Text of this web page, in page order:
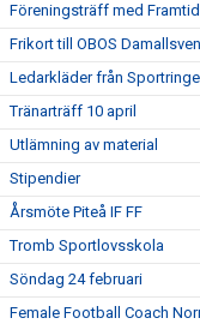
Föreningsträff med
Frikort till OBOS
Ledarkläder från
Tränarträff 10 april
Utlämning av material
Stipendier
Årsmöte Piteå IF FF
Tromb Sportlovsskola
Söndag 24 februari
Female Football Coach